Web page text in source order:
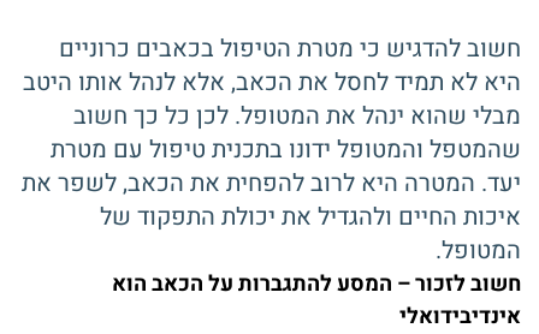
חשוב להדגיש כי מטרת הטיפול בכאבים כרוניים
היא לא תמיד לחסל את הכאב, אלא לנהל אותו היטב
מבלי שהוא ינהל את המטופל. לכן כל כך חשוב
שהמטפל והמטופל ידונו בתכנית טיפול עם מטרת
יעד. המטרה היא לרוב להפחית את הכאב, לשפר את
איכות החיים ולהגדיל את יכולת התפקוד של
המטופל.
חשוב לזכור – המסע להתגברות על הכאב הוא
אינדיבידואלי